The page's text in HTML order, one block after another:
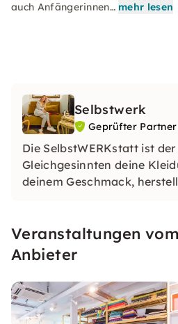
auch Anfängerinnen… mehr lesen
Selbstwerk
Geprüfter Partner
Die SelbstWERKstatt ist
Gleichgesinnten deine
deinem Geschmack,
Veranstaltungen
Anbieter